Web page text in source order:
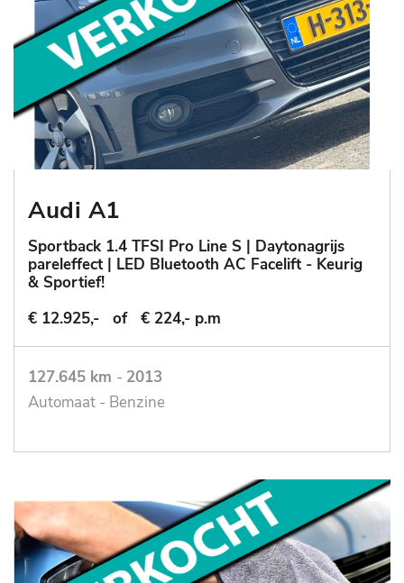
Audi A1
Sportback 1.4 TFSI Pro Line S | Daytonagrijs
pareleffect | LED Bluetooth AC Facelift - Keurig
& Sportief!
€ 12.925,-
of € 224,- p.m
127.645 km - 2013
Automaat - Benzine